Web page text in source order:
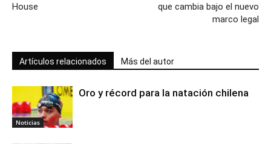
House
que cambia bajo el nuevo
marco legal
Artículos relacionados Más del autor
Noticias
Oro y récord para la natación chilena